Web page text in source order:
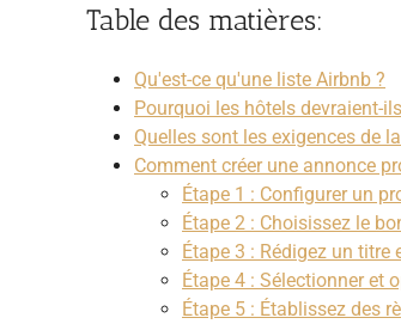
Table des matières:
Qu'est-ce qu'une liste Airbnb ?
Pourquoi les hôtels devraient-
Quelles sont les exigences de
Comment créer une annonce
Étape 1 : Configurer un
Étape 2 : Choisissez le
Étape 3 : Rédigez un
Étape 4 : Sélectionner et
Étape 5 : Établissez des